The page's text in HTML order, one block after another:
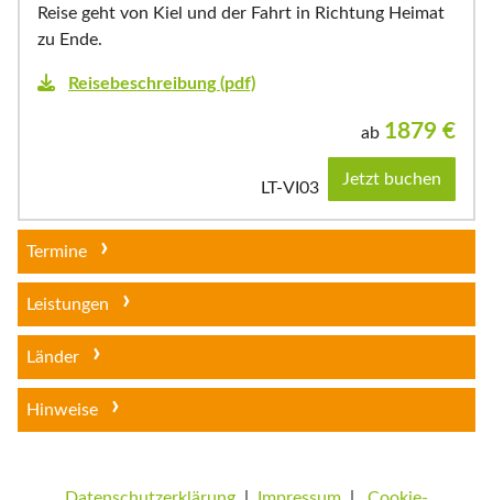
Reise geht von Kiel und der Fahrt in Richtung Heimat
zu Ende.
Reisebeschreibung (pdf)
ab 1879 €
LT-VI03 Jetzt buchen
Termine
Leistungen
Länder
Hinweise